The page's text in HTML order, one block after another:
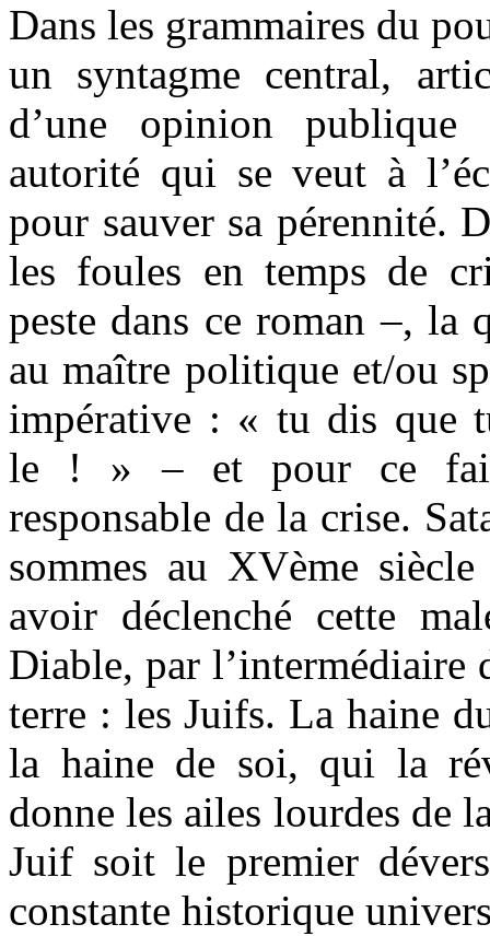
Dans les grammaires du
un syntagme central,
d’une opinion
autorité qui se veut à
pour sauver sa pérennité.
les foules en temps de
peste dans ce roman –, la
au maître politique et/ou
impérative : « tu dis que
le ! » – et pour ce
responsable de la crise.
sommes au XVème
avoir déclenché cette
Diable, par l’intermédiaire
terre : les Juifs. La haine
la haine de soi, qui la
donne les ailes lourdes de
Juif soit le premier
constante historique